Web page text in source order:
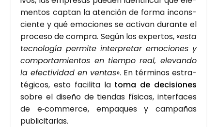
men­tos cap­tan la aten­ción de for­ma incons­
cien­te y qué emo­cio­nes se acti­van duran­te el
pro­ce­so de com­pra. Según los exper­tos, «esta
tec­no­lo­gía per­mi­te inter­pre­tar emo­cio­nes y
com­por­ta­mien­tos en tiem­po real, ele­van­do
la efec­ti­vi­dad en ven­tas». En tér­mi­nos estra­
té­gi­cos, esto faci­li­ta la toma de deci­sio­nes
sobre el dise­ño de tien­das físi­cas, inter­fa­ces
de e‑commerce, empa­ques y cam­pa­ñas
publi­ci­ta­rias.